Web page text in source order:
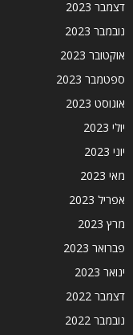
דצמבר 2023
נובמבר 2023
אוקטובר 2023
ספטמבר 2023
אוגוסט 2023
יולי 2023
יוני 2023
מאי 2023
אפריל 2023
מרץ 2023
פברואר 2023
ינואר 2023
דצמבר 2022
נובמבר 2022